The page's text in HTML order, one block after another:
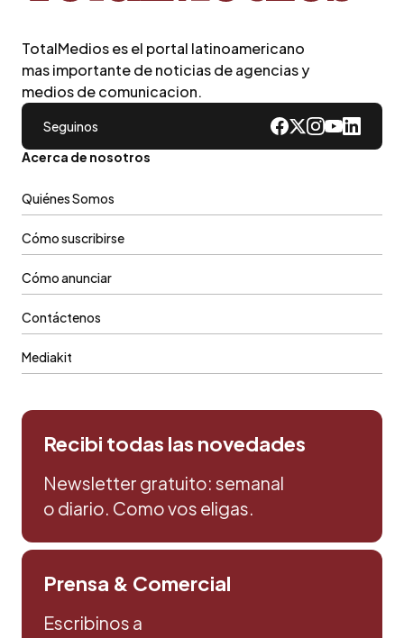
TotalMedios es el portal latinoamericano
mas importante de noticias de agencias y
medios de comunicacion.
Seguinos
Acerca de nosotros
Quiénes Somos
Cómo suscribirse
Cómo anunciar
Contáctenos
Mediakit
Recibi todas las novedades
Newsletter gratuito: semanal
o diario. Como vos eligas.
Prensa & Comercial
Escribinos a